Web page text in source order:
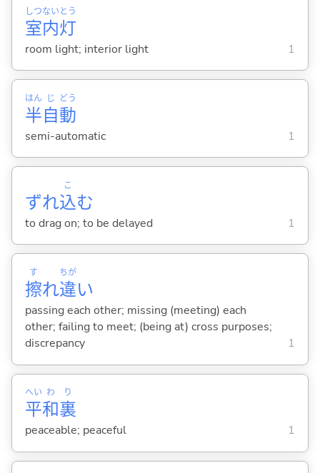
室
しつ
内
ない
灯
とう
room light; interior light 1
半
はん
自
じ
動
どう
semi-automatic 1
ずれ込
こ
む
to drag on; to be delayed 1
擦
す
れ違
ちが
い
passing each other; missing (meeting) each
other; failing to meet; (being at) cross purposes;
discrepancy
1
平
へい
和
わ
裏
り
peaceable; peaceful 1